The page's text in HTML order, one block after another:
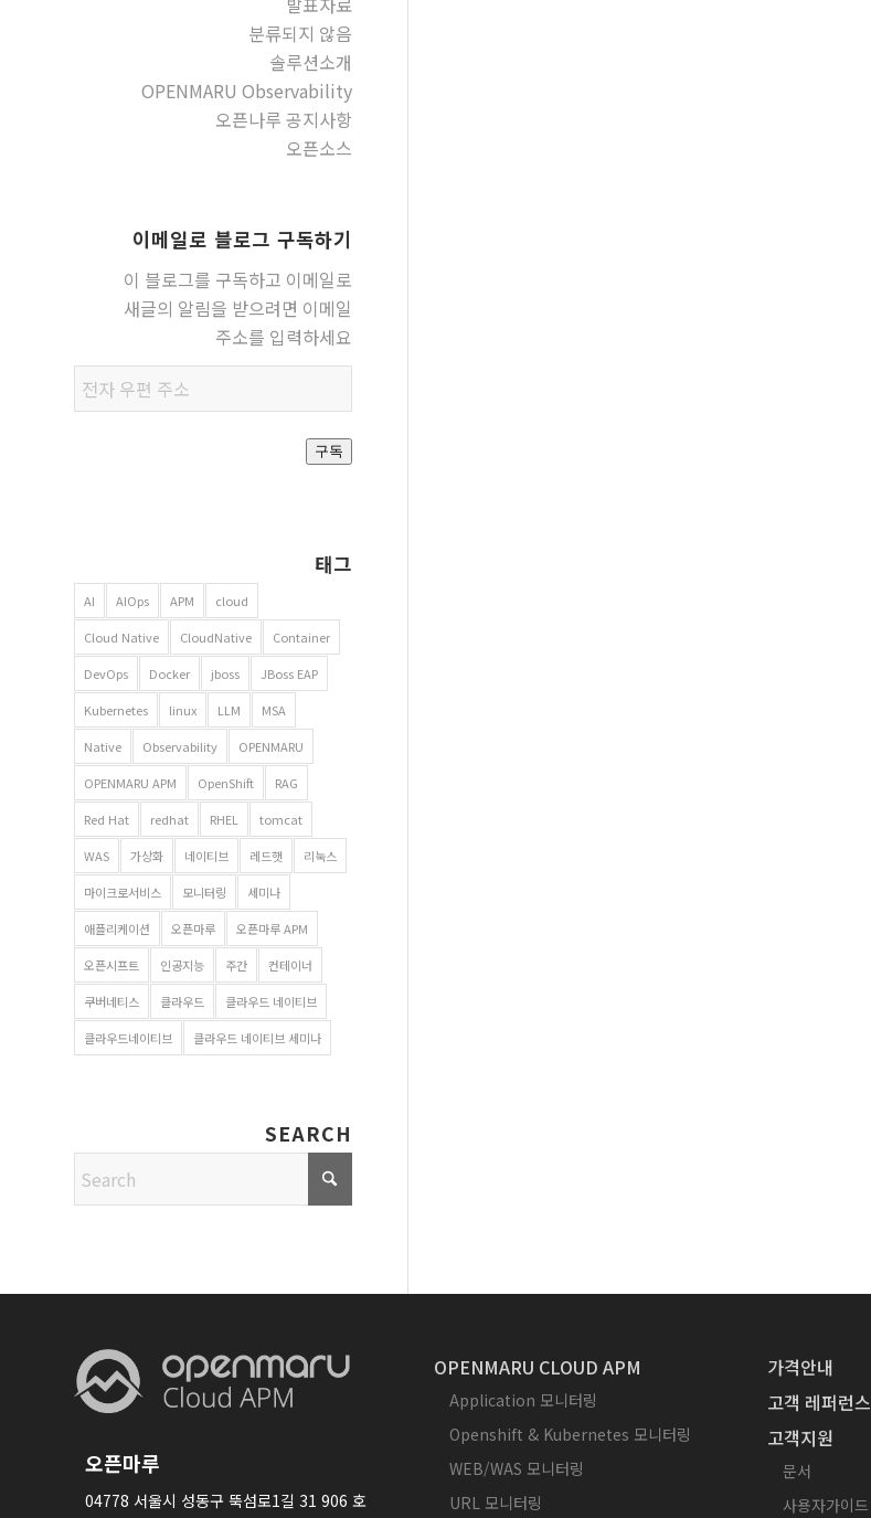
분류되지 않음
솔루션소개
OPENMARU Observability
오픈나루 공지사항
오픈소스
이메일로 블로그 구독하기
이 블로그를 구독하고 이메일로
새글의 알림을 받으려면 이메일
주소를 입력하세요
우편
주소
구독
태그
AI AIOps APM cloud
Cloud Native CloudNative Container
DevOps Docker jboss JBoss EAP
Kubernetes linux LLM MSA
Native Observability OPENMARU
OPENMARU APM OpenShift RAG
Red Hat redhat RHEL tomcat
WAS 가상화 네이티브 레드햇 리눅스
마이크로서비스 모니터링 세미나
애플리케이션 오픈마루 오픈마루 APM
오픈시프트 인공지능 주간 컨테이너
쿠버네티스 클라우드 클라우드 네이티브
클라우드네이티브 클라우드 네이티브 세미나
SEARCH
오픈마루
04778 서울시 성동구 뚝섬로1길 31 906 호
OPENMARU CLOUD APM
Application 모니터링
Openshift & Kubernetes 모니터링
WEB/WAS 모니터링
URL 모니터링
가격안내
고객 레퍼런스
고객지원
문서
사용자가이드